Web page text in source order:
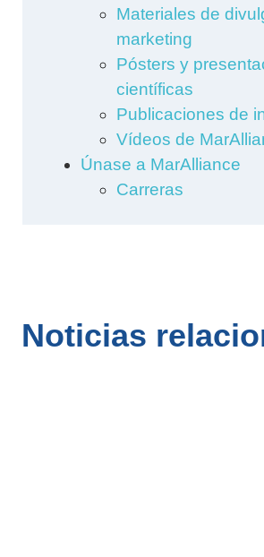
Materiales de
marketing
Pósters y
científicas
Publicaciones de
Vídeos de
Únase a MarAlliance
Carreras
Noticias